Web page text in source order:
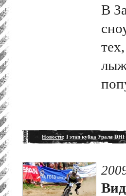
В
Новости: I этап кубка Урала DHI